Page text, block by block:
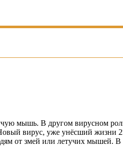
мышь. В другом вирусном
вирус, уже унёсший жизни
от змей или летучих мышей.